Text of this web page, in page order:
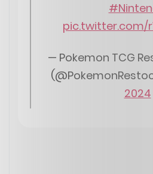
pic.twitter.com/
— Pokemon TCG
2024